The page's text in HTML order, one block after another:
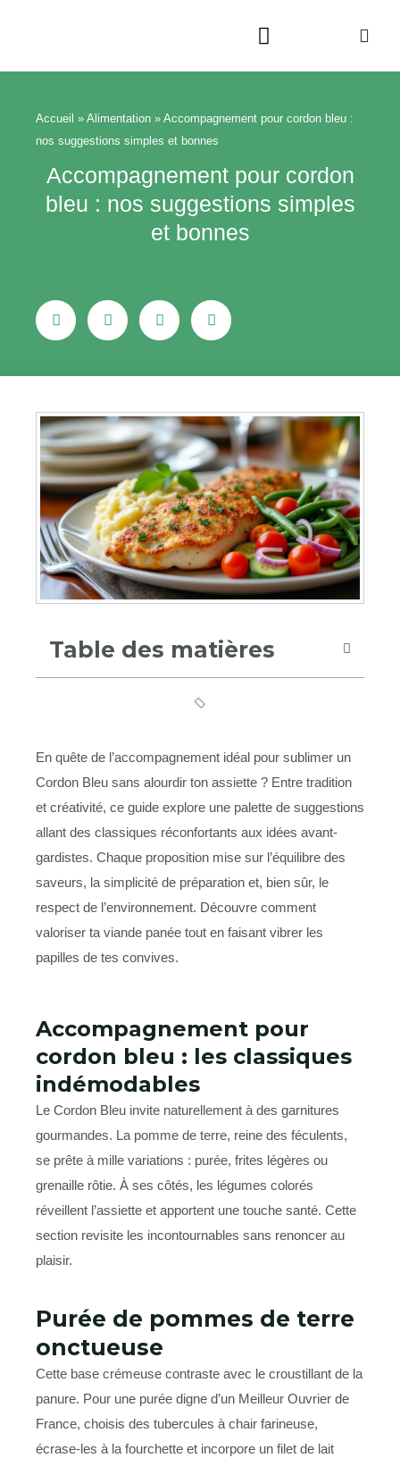
Accueil » Alimentation » Accompagnement pour cordon bleu :
nos suggestions simples et bonnes
Accompagnement pour cordon
bleu : nos suggestions simples
et bonnes
Table des matières
En quête de l’accompagnement idéal pour sublimer un
Cordon Bleu sans alourdir ton assiette ? Entre tradition
et créativité, ce guide explore une palette de suggestions
allant des classiques réconfortants aux idées avant-
gardistes. Chaque proposition mise sur l’équilibre des
saveurs, la simplicité de préparation et, bien sûr, le
respect de l’environnement. Découvre comment
valoriser ta viande panée tout en faisant vibrer les
papilles de tes convives.
Accompagnement pour
cordon bleu : les classiques
indémodables
Le Cordon Bleu invite naturellement à des garnitures
gourmandes. La pomme de terre, reine des féculents,
se prête à mille variations : purée, frites légères ou
grenaille rôtie. À ses côtés, les légumes colorés
réveillent l’assiette et apportent une touche santé. Cette
section revisite les incontournables sans renoncer au
plaisir.
Purée de pommes de terre
onctueuse
Cette base crémeuse contraste avec le croustillant de la
panure. Pour une purée digne d’un Meilleur Ouvrier de
France, choisis des tubercules à chair farineuse,
écrase-les à la fourchette et incorpore un filet de lait